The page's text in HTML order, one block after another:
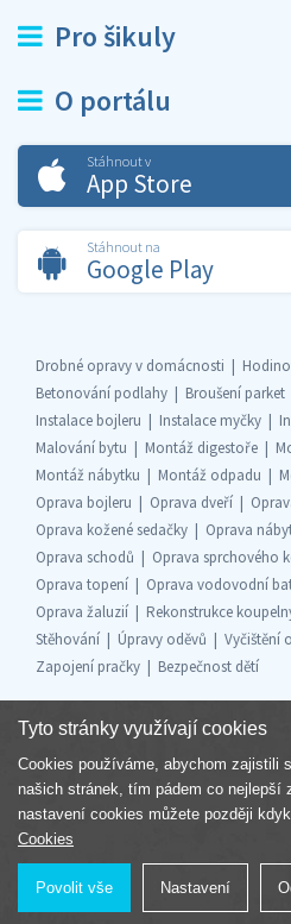
Pro šikuly
O portálu
Stáhnout v
App Store
Stáhnout na
Google Play
Drobné opravy v domácnosti
Betonování podlahy
Broušení parket
Instalace bojleru
Instalace myčky
Malování bytu
Montáž digestoře
Montáž nábytku
Montáž odpadu
Oprava bojleru
Oprava dveří
Oprava kožené sedačky
Oprava
Oprava schodů
Oprava sprchového
Oprava topení
Oprava vodovodní
Oprava žaluzií
Rekonstrukce
Stěhování
Úpravy oděvů Vyčištění
Zapojení pračky
Bezpečnost dětí
Součást skupiny
Tyto stránky využívají cookies
Cookies používáme, abychom zajistili
našich stránek, tím pádem co nejlepší
nastavení cookies můžete později
Cookies
Povolit vše Nastavení